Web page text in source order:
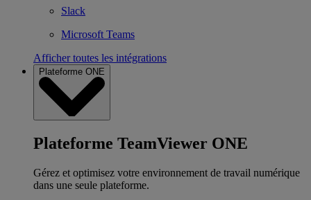
Slack
Microsoft Teams
Afficher toutes les intégrations
Plateforme ONE
Plateforme TeamViewer ONE
Gérez et optimisez votre environnement de travail numérique
dans une seule plateforme.